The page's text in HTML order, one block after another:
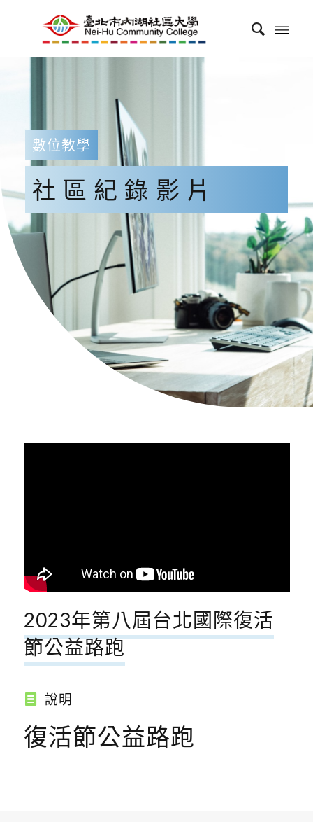
數位教學
社區紀錄影片
2023年第八屆台北國際復活
節公益路跑
說明
復活節公益路跑